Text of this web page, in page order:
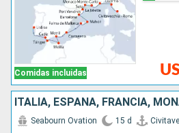
Comidas incluidas
ITALIA, ESPAÑA, FRANCIA,
Seabourn Ovation 15 d